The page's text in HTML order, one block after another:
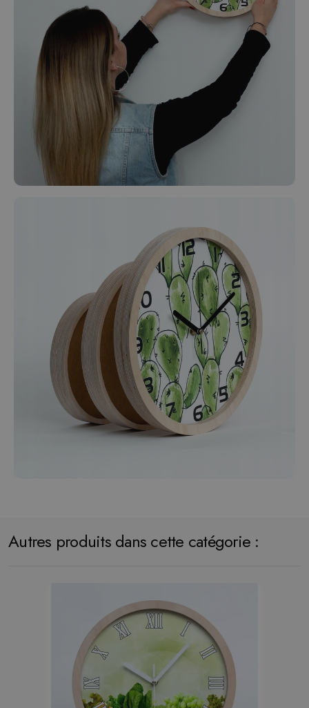
Autres produits dans cette catégorie :